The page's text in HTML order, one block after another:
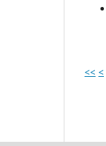
<< <